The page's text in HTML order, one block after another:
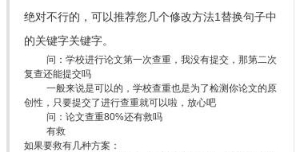
绝对不行的，可以推荐您几个修改方法1替换句子中
的关键字关键字。
问：学校进行论文第一次查重，我没有提交，那第二次
复查还能提交吗
一般来说是可以的，学校查重也是为了检测你论文的原
创性，只要提交了进行查重就可以啦，放心吧
问：论文查重80%还有救吗
有救
如果要救有几种方案：